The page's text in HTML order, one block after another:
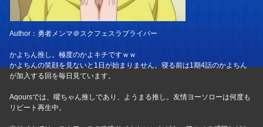
Author：勇者メンマ＠スクフェスラブライバー
かよちん推し。極度のかよキチですｗｗ
かよちんの笑顔を見ないと1日が始まりません。寝る前は1期4話のかよちん
が加入する回を毎日見ています。
Aqoursでは、曜ちゃん推しであり、ようまる推し。友情ヨーソローは何度も
リピート再生中。